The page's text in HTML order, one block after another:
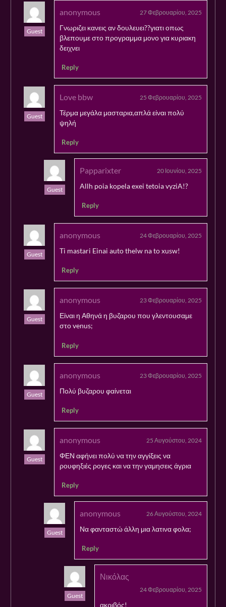
Guest
anonymous 27 Φεβρουαρίου, 2025
Γνωριζει κανεις αν δουλευει??γιατι οπως
βλεπουμε στο προγραμμα μονο για κυριακη
δειχνει
Reply
Guest
Love bbw 25 Φεβρουαρίου, 2025
Τέρμα μεγάλα μασταρια,απλά είναι πολύ
ψηλή
Reply
Guest
Papparixter 20 Ιουνίου, 2025
Allh poia kopela exei tetoia vyziA!?
Reply
Guest
anonymous 24 Φεβρουαρίου, 2025
Ti mastari Einai auto thelw na to xusw!
Reply
Guest
anonymous 23 Φεβρουαρίου, 2025
Είναι η Αθηνά η βυζαρου που γλεντουσαμε
στο venus;
Reply
Guest
anonymous 23 Φεβρουαρίου, 2025
Πολύ βυζαρου φαίνεται
Reply
Guest
anonymous 25 Αυγούστου, 2024
ΦΕΝ αφήνει πολύ να την αγγίξεις να
ρουφηξιές ρογες και να την γαμησεις άγρια
Reply
Guest
anonymous 26 Αυγούστου, 2024
Να φανταστώ άλλη μια λατινα φολα;
Reply
Guest
Νικόλας
24 Φεβρουαρίου, 2025
ακριβός!